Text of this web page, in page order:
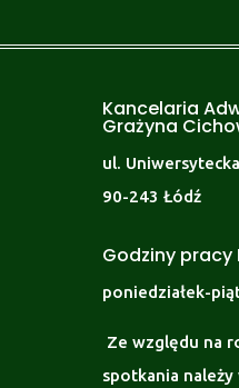
Kancelaria
Grażyna
ul.
90-243 Łódź
Godziny pracy
poniedziałek-
Ze względu na
spotkania